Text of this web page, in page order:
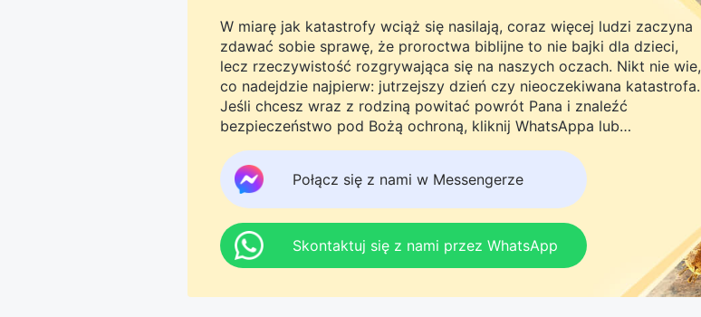
W miarę jak katastrofy wciąż się nasilają, coraz więcej ludzi zaczyna
zdawać sobie sprawę, że proroctwa biblijne to nie bajki dla dzieci,
lecz rzeczywistość rozgrywająca się na naszych oczach. Nikt nie wie,
co nadejdzie najpierw: jutrzejszy dzień czy nieoczekiwana katastrofa.
Jeśli chcesz wraz z rodziną powitać powrót Pana i znaleźć
bezpieczeństwo pod Bożą ochroną, kliknij WhatsAppa lub
Messengera, aby dołączyć do naszej grupy studyjnej. Nie odkładaj
tego do jutra.
Połącz się z nami w Messengerze
Skontaktuj się z nami przez WhatsApp